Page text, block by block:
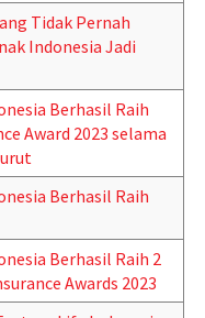
Tidak Pernah
Indonesia Jadi
Berhasil Raih
Award 2023 selama
Berhasil Raih
Berhasil Raih 2
Awards 2023